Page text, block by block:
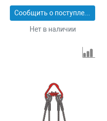
Сообщить о поступлении
Нет в наличии